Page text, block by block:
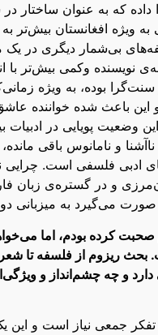
که به عنوان ساختار
افغانستان بیش‌تر به
بی‌شمار دیگری در یک
نویسنده ‌‌و‌کمی بیش‌تر
بوده، به ویژه
و این باعث شده خواننده
وضعیت پویایی در
و نامانوس باقی
ادبی فلسفی است. چرایی
و در گستره‌ی زبان
می‌گیرد به میزبانی
صحبت کرده بودم، اما
ریزوم از فلسفه تا شعر
و چه چشم‌انداز و
تفکر جمعی نیاز است و